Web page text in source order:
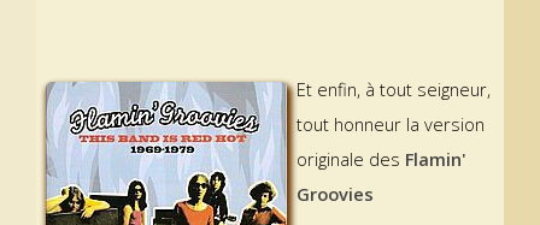
Et enfin, à tout seigneur,
tout honneur la version
originale des Flamin'
Groovies